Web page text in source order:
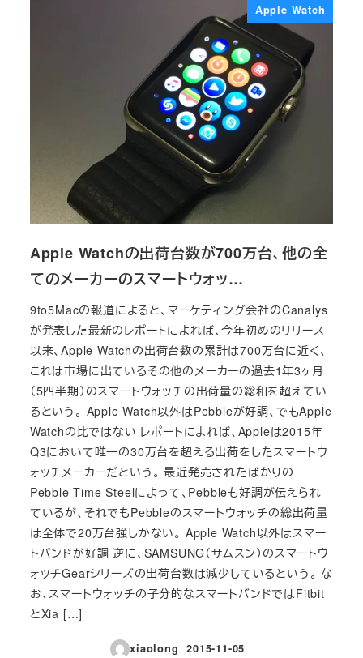
Apple Watch
Apple Watchの出荷台数が700万台、他の全
てのメーカーのスマートウォッ…
9to5Macの報道によると、マーケティング会社のCanalys
が発表した最新のレポートによれば、今年初めのリリース
以来、Apple Watchの出荷台数の累計は700万台に近く、
これは市場に出ているその他のメーカーの過去1年3ヶ月
（5四半期）のスマートウォッチの出荷量の総和を超えてい
るという。 Apple Watch以外はPebbleが好調、でもApple
Watchの比ではない レポートによれば、Appleは2015年
Q3において唯一の30万台を超える出荷をしたスマートウ
ォッチメーカーだという。 最近発売されたばかりの
Pebble Time Steelによって、Pebbleも好調が伝えられ
ているが、それでもPebbleのスマートウォッチの総出荷量
は全体で20万台強しかない。 Apple Watch以外はスマー
トバンドが好調 逆に、SAMSUNG（サムスン）のスマートウ
ォッチGearシリーズの出荷台数は減少しているという。 な
お、スマートウォッチの子分的なスマートバンドではFitbit
とXia […]
xiaolong 2015-11-05